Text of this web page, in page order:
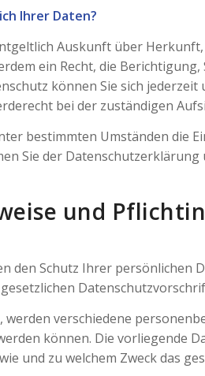
Ihrer Daten?
Auskunft über
ein Recht, die
können Sie sich
bei der zuständigen
bestimmten Umständen
Sie der
und
den Schutz Ihrer
werden verschiedene
können. Die vorliegende
und zu welchem Zweck das